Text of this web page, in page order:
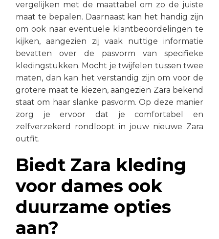
vergelijken met de maattabel om zo de juiste
maat te bepalen. Daarnaast kan het handig zijn
om ook naar eventuele klantbeoordelingen te
kijken, aangezien zij vaak nuttige informatie
bevatten over de pasvorm van specifieke
kledingstukken. Mocht je twijfelen tussen twee
maten, dan kan het verstandig zijn om voor de
grotere maat te kiezen, aangezien Zara bekend
staat om haar slanke pasvorm. Op deze manier
zorg je ervoor dat je comfortabel en
zelfverzekerd rondloopt in jouw nieuwe Zara
outfit.
Biedt Zara kleding
voor dames ook
duurzame opties
aan?